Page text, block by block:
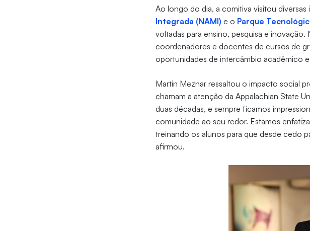
Ao longo do dia, a comitiva visitou
Integrada (NAMI) e o Parque
voltadas para ensino, pesquisa e
coordenadores e docentes de cursos de
oportunidades de intercâmbio acadêmico
Martin Meznar ressaltou o impacto social
chamam a atenção da Appalachian State
duas décadas, e sempre ficamos
comunidade ao seu redor. Estamos
treinando os alunos para que desde cedo
afirmou.